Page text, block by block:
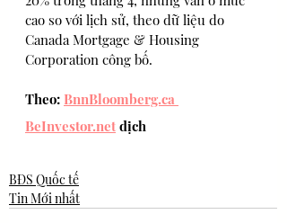
cao so với lịch sử, theo dữ liệu do
Canada Mortgage & Housing
Corporation công bố.
Theo: BnnBloomberg.ca
BeInvestor.net dịch
BĐS Quốc tế
Tin Mới nhất